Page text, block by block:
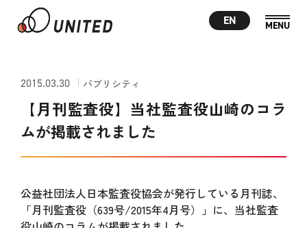
EN
2015.03.30 パブリシティ
【月刊監査役】当社監査役山崎のコラ
ムが掲載されました
公益社団法人日本監査役協会が発行している月刊誌、
「月刊監査役（639号/2015年4月号）」に、当社監査